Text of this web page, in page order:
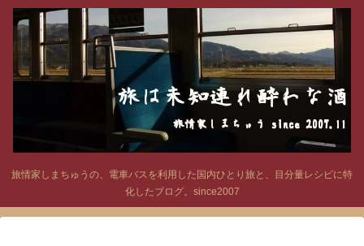
旅情家しまちゅうの、電車バスを利用した国内ひとり旅と、目分量レシピに特
化したブログ。since2007